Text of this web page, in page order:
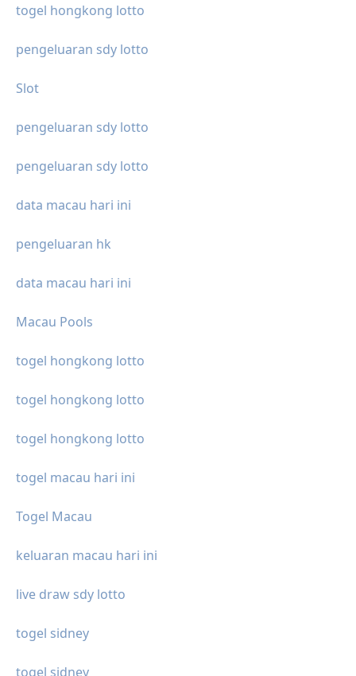
togel hongkong lotto
pengeluaran sdy lotto
Slot
pengeluaran sdy lotto
pengeluaran sdy lotto
data macau hari ini
pengeluaran hk
data macau hari ini
Macau Pools
togel hongkong lotto
togel hongkong lotto
togel hongkong lotto
togel macau hari ini
Togel Macau
keluaran macau hari ini
live draw sdy lotto
togel sidney
togel sidney